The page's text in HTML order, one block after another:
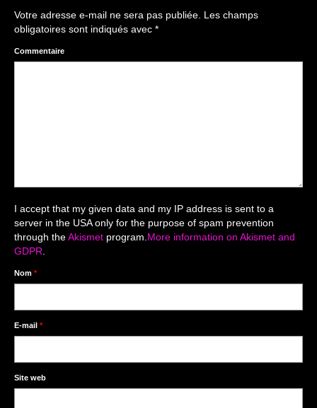
Reportages / Nature morte
Galeries Privées
séance du 25.04.26
Cartes de remerciement
Photomontages
Prestations
Contact
Décors studio / Tenues / Accessoires
Votre adresse e-mail ne sera pas publiée. Les champs
obligatoires sont indiqués avec *
Commentaire
I accept that my given data and my IP address is sent to a
server in the USA only for the purpose of spam prevention
through theAkismet program.More information on Akismet and
GDPR.
Nom *
E-mail *
Site web